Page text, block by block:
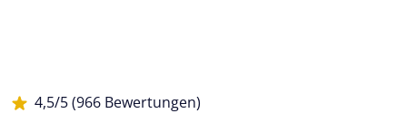
4,5/5 (966 Bewertungen)